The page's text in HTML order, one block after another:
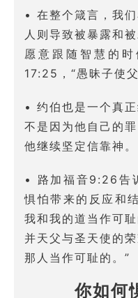
• 在整个箴言，我
人则导致被暴露和
愿意跟随智慧的
17:25，“愚昧子使
• 约伯也是一个真
不是因为他自己的
他继续坚定信靠神。
• 路加福音9:26告
惧怕带来的反应和
我和我的道当作可
并天父与圣天使的
那人当作可耻的。”
你如何